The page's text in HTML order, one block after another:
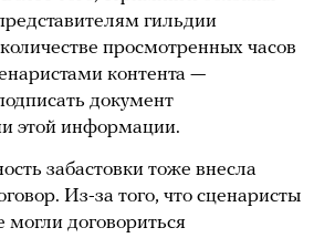
гильдии
просмотренных часов
контента —
документ
этой информации.
забастовки тоже внесла
Из-за того, что сценаристы
могли договориться